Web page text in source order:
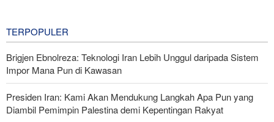
TERPOPULER
Brigjen Ebnolreza: Teknologi Iran Lebih Unggul daripada Sistem
Impor Mana Pun di Kawasan
Presiden Iran: Kami Akan Mendukung Langkah Apa Pun yang
Diambil Pemimpin Palestina demi Kepentingan Rakyat